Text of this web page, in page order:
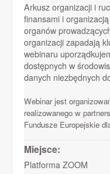
Arkusz organizacji i
finansami i
organów
organizacji zapadają
webinaru
dostępnych w
danych niezbędnych
Webinar jest
realizowanego w
Fundusze Europejskie
Miejsce:
Platforma ZOOM